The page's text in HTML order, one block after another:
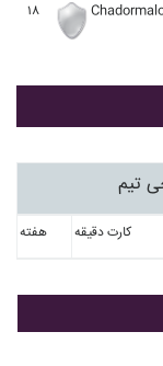
۱۸
تیم
هفته کارت دقیقه